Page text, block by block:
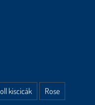
kiscicák
Rose